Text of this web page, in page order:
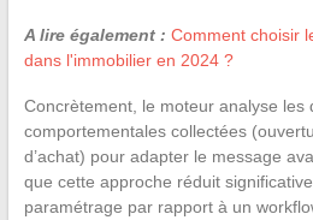
A lire également : Comment choisir
dans l'immobilier en 2024 ?
Concrètement, le moteur analyse les
comportementales collectées
d’achat) pour adapter le message
que cette approche réduit
paramétrage par rapport à un